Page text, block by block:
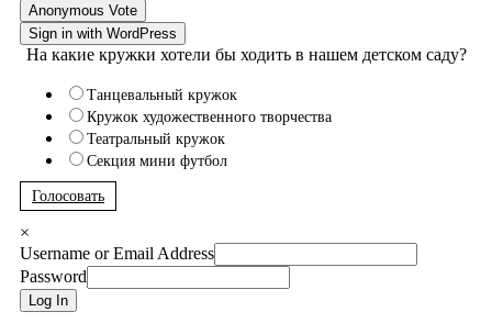
Anonymous Vote
Sign in with WordPress
На какие кружки хотели бы ходить в нашем детском саду?
Танцевальный кружок
Кружок художественного творчества
Театральный кружок
Секция мини футбол
Голосовать
×
Username or Email Address
Password
Log In